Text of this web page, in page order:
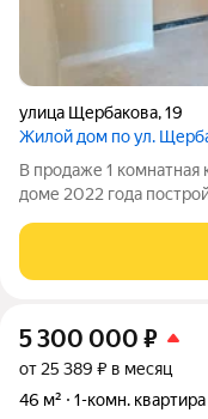
улица Щербакова,19
Жилой дом по ул.
В продаже 1
доме 2022 года
лифта, один из них
этаже кирпичного
5 300 000 ₽
от 25 389 ₽ в месяц
46 м²
1-комн. квартира